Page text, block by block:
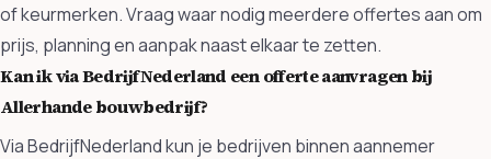
of keurmerken. Vraag waar nodig meerdere offertes aan om
prijs, planning en aanpak naast elkaar te zetten.
Kan ik via BedrijfNederland een offerte aanvragen bij
Allerhande bouwbedrijf?
Via BedrijfNederland kun je bedrijven binnen aannemer